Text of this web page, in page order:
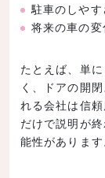
駐車のしや
将来の車の
たとえば、単
く、ドアの開
れる会社は信
だけで説明が
能性があります